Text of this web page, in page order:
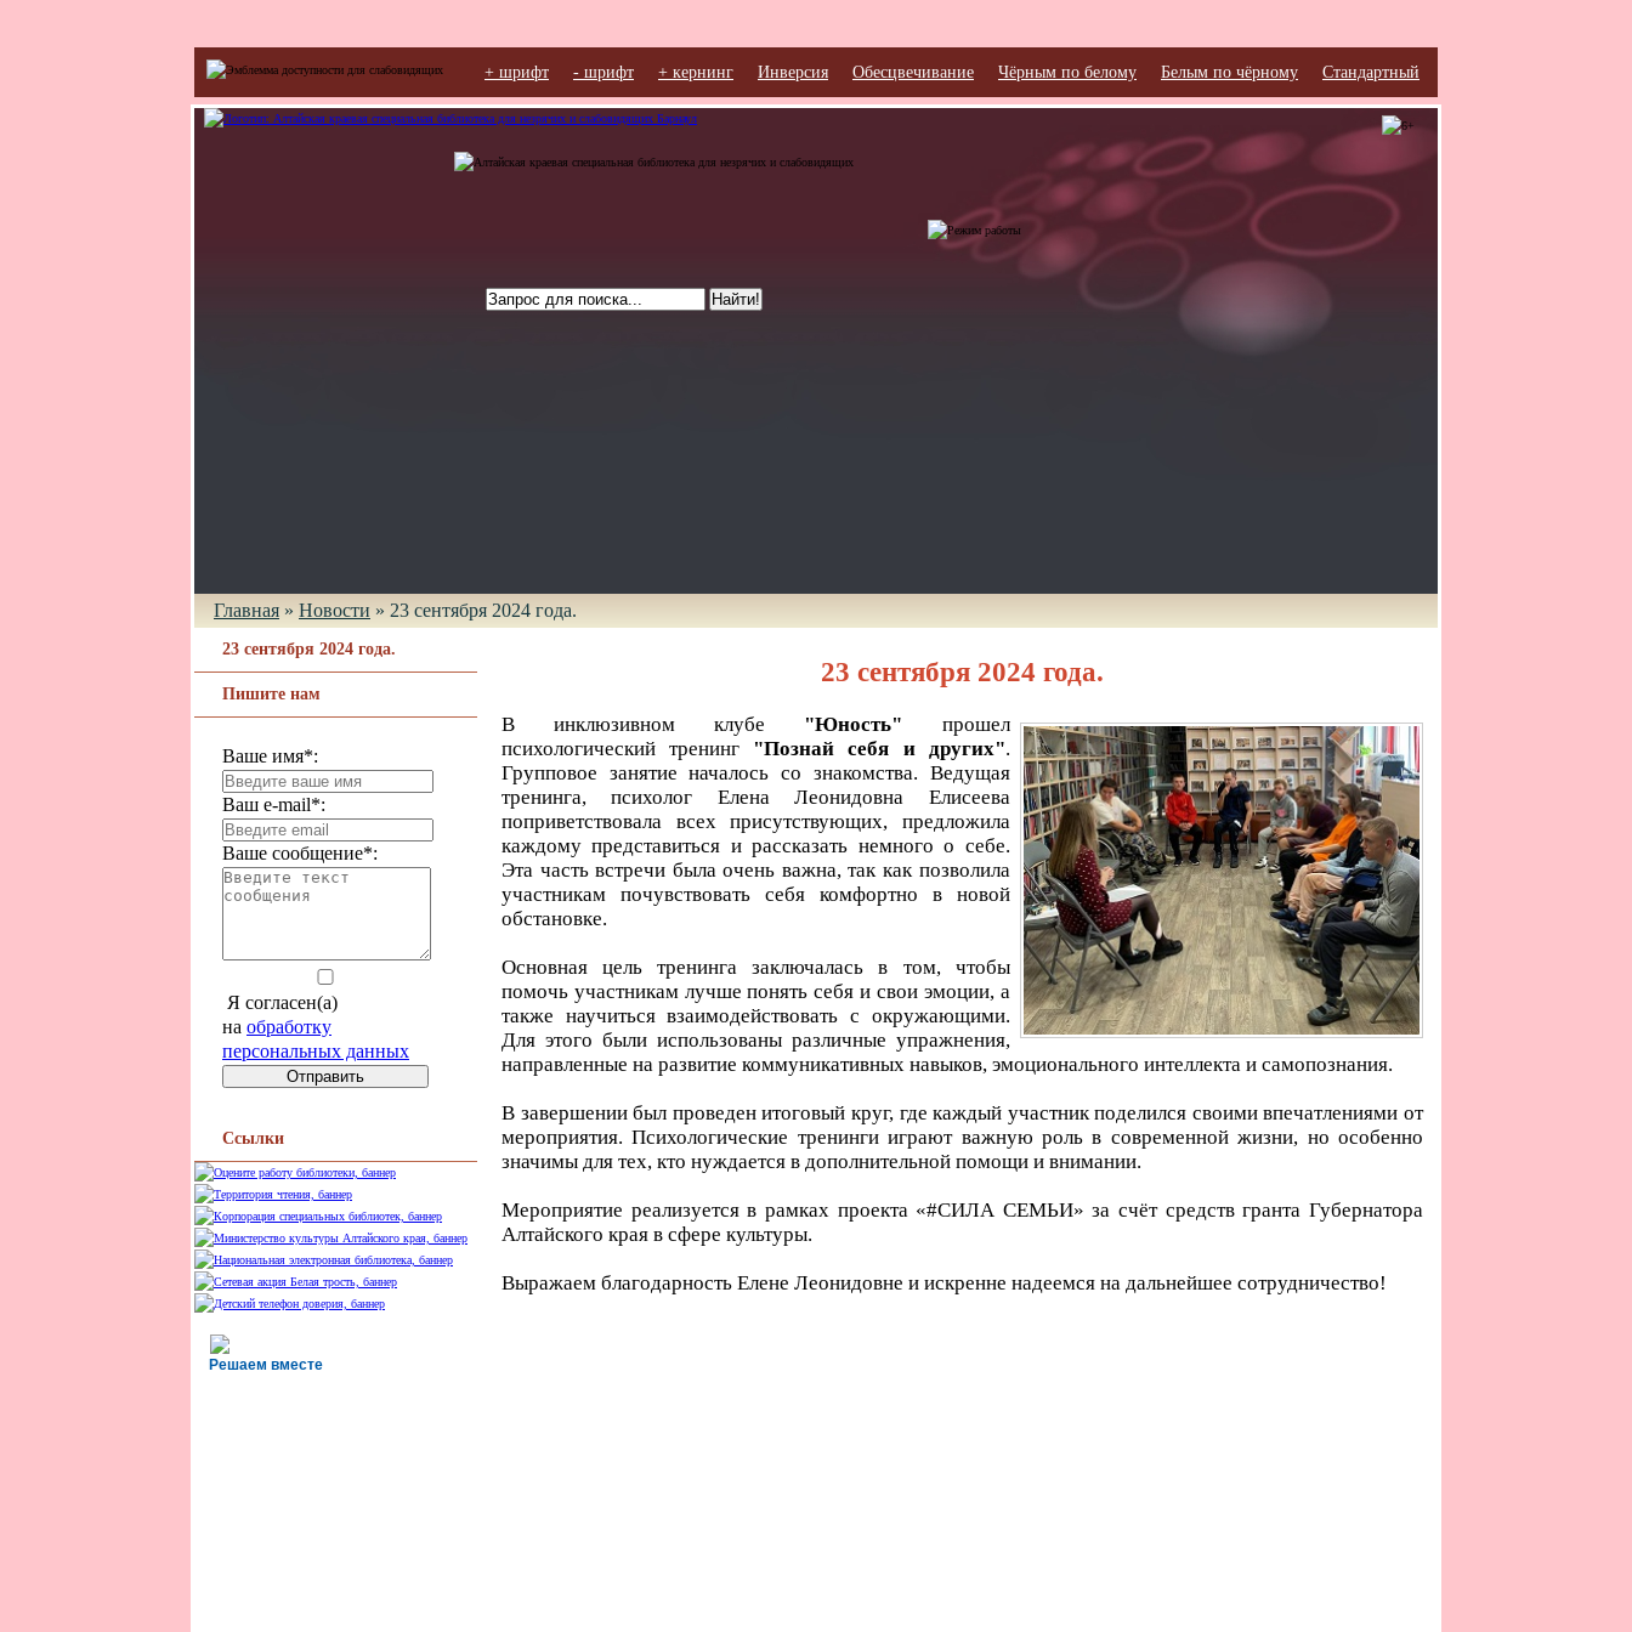
Главная » Новости » 23 сентября 2024 года.
Стандартный
Белым по чёрному
Чёрным по белому
Обесцвечивание
Инверсия
+ кернинг
- шрифт
+ шрифт
23 сентября 2024 года.
Пишите нам
Ваше имя*:
Ваш e-mail*:
Ваше сообщение*:
Я согласен(а)
на обработку
персональных данных
Ссылки
Решаем вместе
23 сентября 2024 года.
В инклюзивном клубе "Юность" прошел
психологический тренинг "Познай себя и других".
Групповое занятие началось со знакомства. Ведущая
тренинга, психолог Елена Леонидовна Елисеева
поприветствовала всех присутствующих, предложила
каждому представиться и рассказать немного о себе.
Эта часть встречи была очень важна, так как позволила
участникам почувствовать себя комфортно в новой
обстановке.
Основная цель тренинга заключалась в том, чтобы
помочь участникам лучше понять себя и свои эмоции, а
также научиться взаимодействовать с окружающими.
Для этого были использованы различные упражнения,
направленные на развитие коммуникативных навыков, эмоционального интеллекта и самопознания.
В завершении был проведен итоговый круг, где каждый участник поделился своими впечатлениями от
мероприятия. Психологические тренинги играют важную роль в современной жизни, но особенно
значимы для тех, кто нуждается в дополнительной помощи и внимании.
Мероприятие реализуется в рамках проекта «#СИЛА СЕМЬИ» за счёт средств гранта Губернатора
Алтайского края в сфере культуры.
Выражаем благодарность Елене Леонидовне и искренне надеемся на дальнейшее сотрудничество!